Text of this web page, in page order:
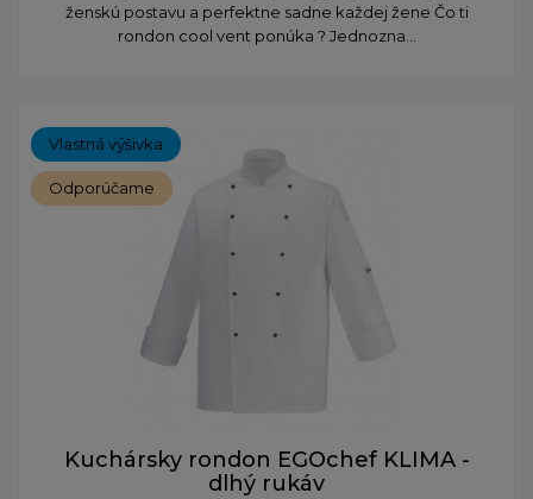
ženskú postavu a perfektne sadne každej žene Čo ti
rondon cool vent ponúka ? Jednozna...
Vlastná výšivka
Odporúčame
Kuchársky rondon EGOchef KLIMA -
dlhý rukáv